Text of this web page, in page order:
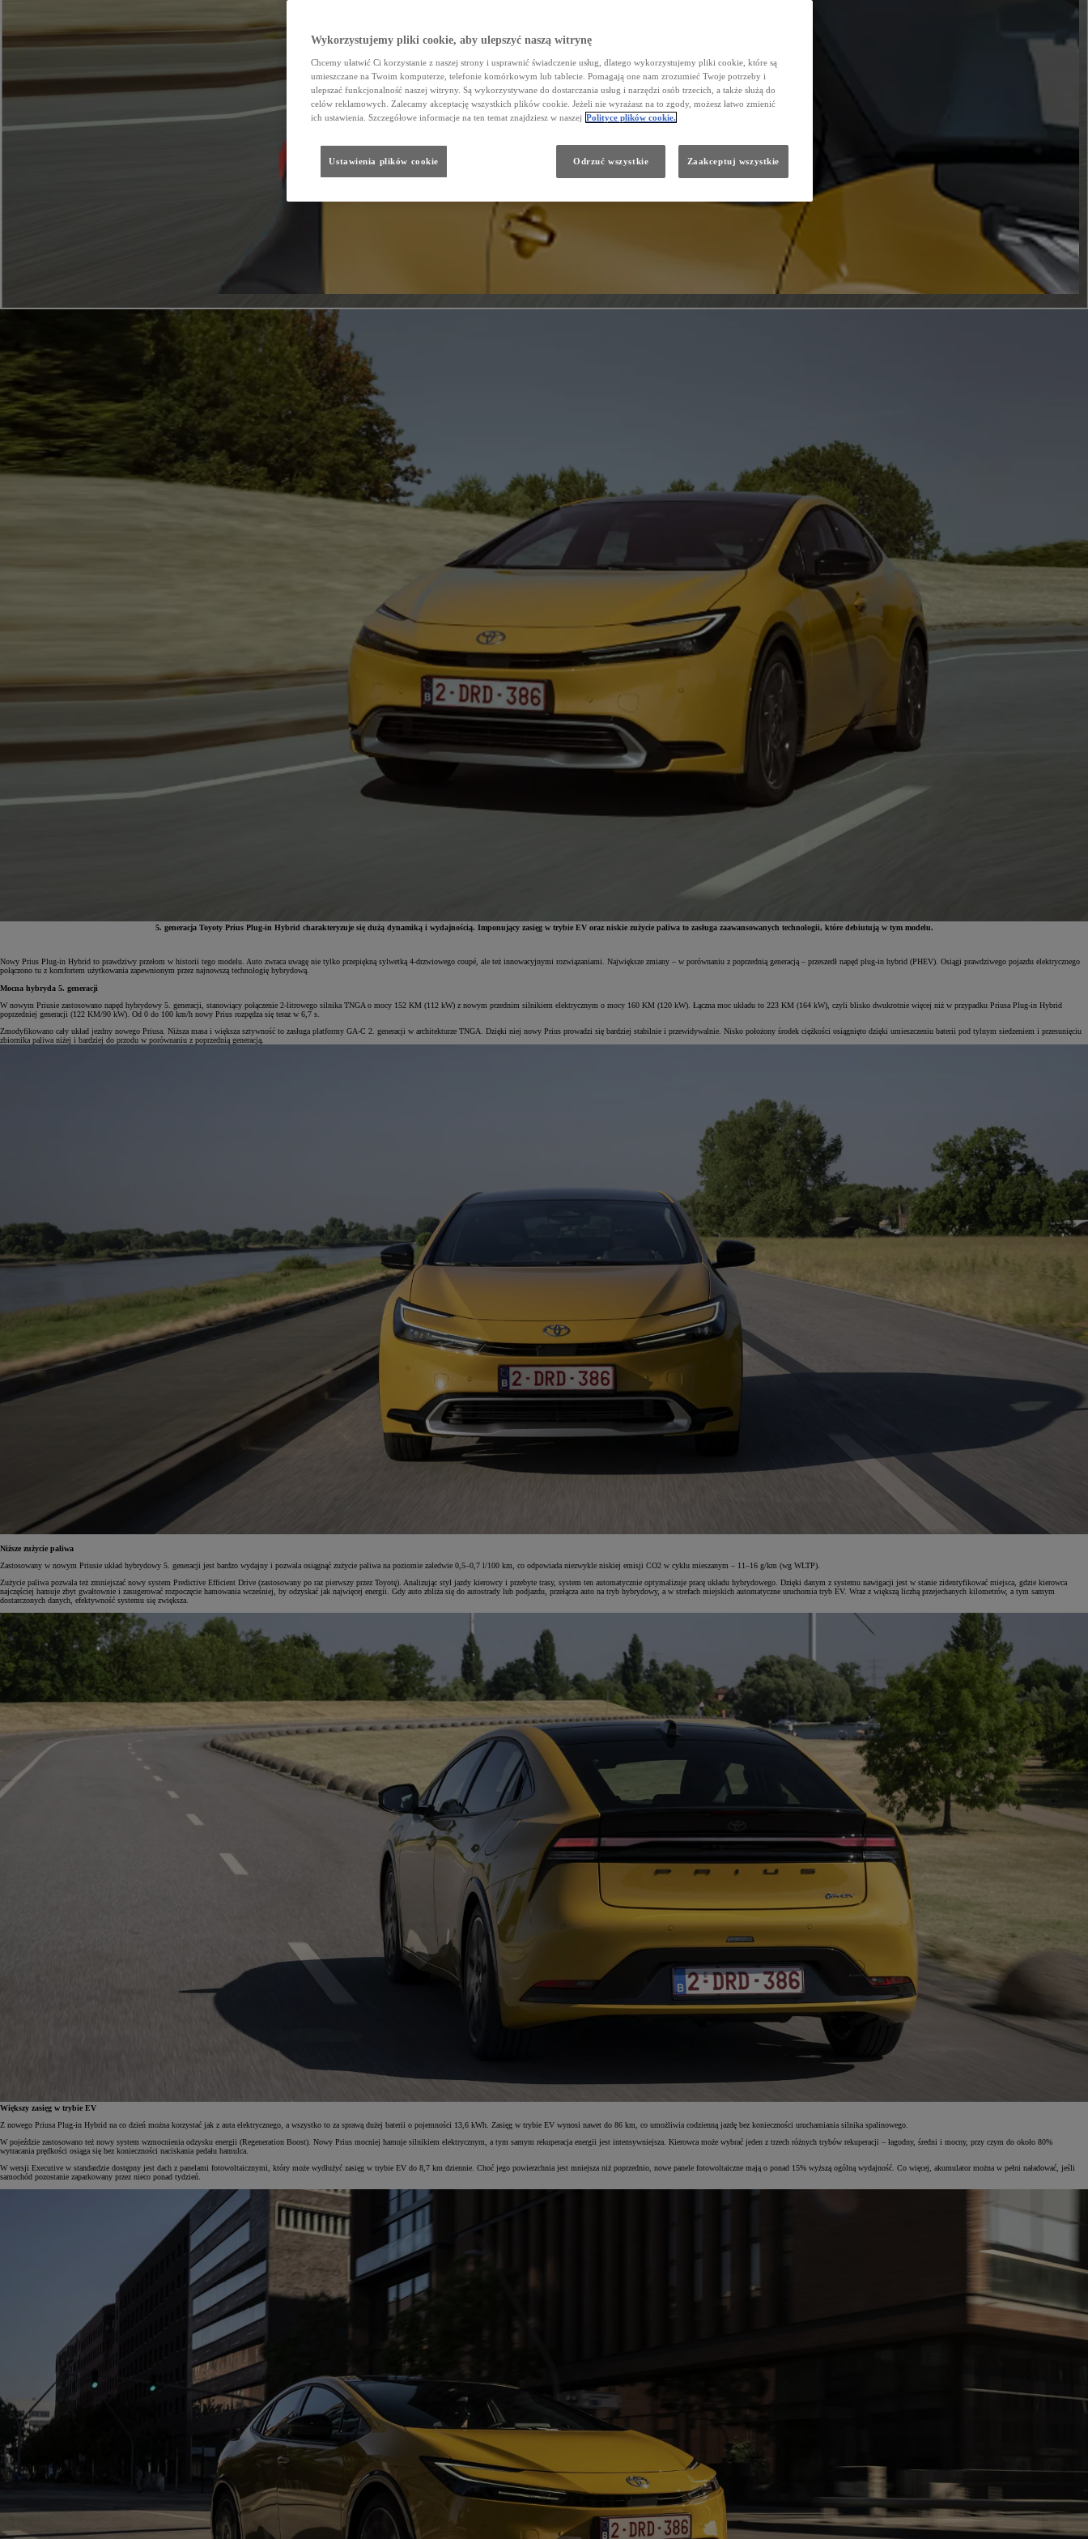
Yaris Cross
HYBRID
5. generacja Toyoty Prius Plug-in Hybrid charakteryzuje się dużą dynamiką i wydajnością. Imponujący zasięg w trybie EV oraz niskie zużycie paliwa to zasługa zaawansowanych technologii, które debiutują w tym modelu.
Nowy Prius Plug-in Hybrid to prawdziwy przełom w historii tego modelu. Auto zwraca uwagę nie tylko przepiękną sylwetką 4-drzwiowego coupé, ale też innowacyjnymi rozwiązaniami. Największe zmiany – w porównaniu z poprzednią generacją – przeszedł napęd plug-in hybrid (PHEV). Osiągi prawdziwego pojazdu elektrycznego
połączono tu z komfortem użytkowania zapewnionym przez najnowszą technologię hybrydową.
Mocna hybryda 5. generacji
W nowym Priusie zastosowano napęd hybrydowy 5. generacji, stanowiący połączenie 2-litrowego silnika TNGA o mocy 152 KM (112 kW) z nowym przednim silnikiem elektrycznym o mocy 160 KM (120 kW). Łączna moc układu to 223 KM (164 kW), czyli blisko dwukrotnie więcej niż w przypadku Priusa Plug-in Hybrid
poprzedniej generacji (122 KM/90 kW). Od 0 do 100 km/h nowy Prius rozpędza się teraz w 6,7 s.
Zmodyfikowano cały układ jezdny nowego Priusa. Niższa masa i większa sztywność to zasługa platformy GA-C 2. generacji w architekturze TNGA. Dzięki niej nowy Prius prowadzi się bardziej stabilnie i przewidywalnie. Nisko położony środek ciężkości osiągnięto dzięki umieszczeniu baterii pod tylnym siedzeniem i przesunięciu
zbiornika paliwa niżej i bardziej do przodu w porównaniu z poprzednią generacją.
Niższe zużycie paliwa
Zastosowany w nowym Priusie układ hybrydowy 5. generacji jest bardzo wydajny i pozwala osiągnąć zużycie paliwa na poziomie zaledwie 0,5–0,7 l/100 km, co odpowiada niezwykle niskiej emisji CO2 w cyklu mieszanym – 11–16 g/km (wg WLTP).
Zużycie paliwa pozwala też zmniejszać nowy system Predictive Efficient Drive (zastosowany po raz pierwszy przez Toyotę). Analizując styl jazdy kierowcy i przebyte trasy, system ten automatycznie optymalizuje pracę układu hybrydowego. Dzięki danym z systemu nawigacji jest w stanie zidentyfikować miejsca, gdzie kierowca
najczęściej hamuje zbyt gwałtownie i zasugerować rozpoczęcie hamowania wcześniej, by odzyskać jak najwięcej energii. Gdy auto zbliża się do autostrady lub podjazdu, przełącza auto na tryb hybrydowy, a w strefach miejskich automatyczne uruchomia tryb EV. Wraz z większą liczbą przejechanych kilometrów, a tym samym
dostarczonych danych, efektywność systemu się zwiększa.
Większy zasięg w trybie EV
Z nowego Priusa Plug-in Hybrid na co dzień można korzystać jak z auta elektrycznego, a wszystko to za sprawą dużej baterii o pojemności 13,6 kWh. Zasięg w trybie EV wynosi nawet do 86 km, co umożliwia codzienną jazdę bez konieczności uruchamiania silnika spalinowego.
W pojeździe zastosowano też nowy system wzmocnienia odzysku energii (Regeneration Boost). Nowy Prius mocniej hamuje silnikiem elektrycznym, a tym samym rekuperacja energii jest intensywniejsza. Kierowca może wybrać jeden z trzech różnych trybów rekuperacji – łagodny, średni i mocny, przy czym do około 80%
wytracania prędkości osiąga się bez konieczności naciskania pedału hamulca.
W wersji Executive w standardzie dostępny jest dach z panelami fotowoltaicznymi, który może wydłużyć zasięg w trybie EV do 8,7 km dziennie. Choć jego powierzchnia jest mniejsza niż poprzednio, nowe panele fotowoltaiczne mają o ponad 15% wyższą ogólną wydajność. Co więcej, akumulator można w pełni naładować, jeśli
samochód pozostanie zaparkowany przez nieco ponad tydzień.
Wykorzystujemy pliki cookie, aby ulepszyć naszą witrynę
Chcemy ułatwić Ci korzystanie z naszej strony i usprawnić świadczenie usług, dlatego wykorzystujemy pliki cookie, które są
umieszczane na Twoim komputerze, telefonie komórkowym lub tablecie. Pomagają one nam zrozumieć Twoje potrzeby i
ulepszać funkcjonalność naszej witryny. Są wykorzystywane do dostarczania usług i narzędzi osób trzecich, a także służą do
celów reklamowych. Zalecamy akceptację wszystkich plików cookie. Jeżeli nie wyrażasz na to zgody, możesz łatwo zmienić
ich ustawienia. Szczegółowe informacje na ten temat znajdziesz w naszej Polityce plików cookie.
Ustawienia plików cookie Odrzuć wszystkie Zaakceptuj wszystkie